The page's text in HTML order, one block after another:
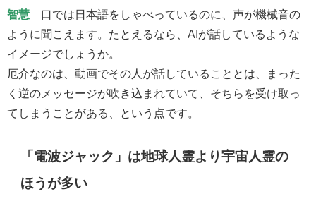
智慧 口では日本語をしゃべっているのに、声が機械音の
ように聞こえます。たとえるなら、AIが話しているような
イメージでしょうか。
厄介なのは、動画でその人が話していることとは、まった
く逆のメッセージが吹き込まれていて、そちらを受け取っ
てしまうことがある、という点です。
「電波ジャック」は地球人霊より宇宙人霊の
ほうが多い